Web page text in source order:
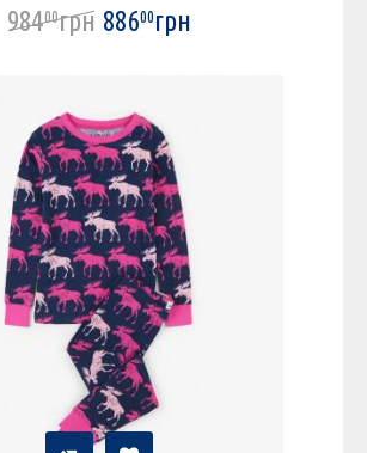
98400грн 88600грн